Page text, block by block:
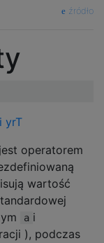
źródło
yrT
jest operatorem
wartość
a i
), podczas